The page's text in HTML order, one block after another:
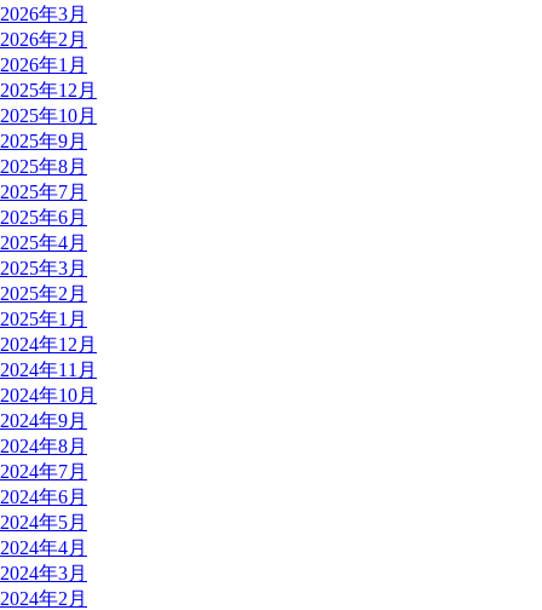
2026年3月
2026年2月
2026年1月
2025年12月
2025年10月
2025年9月
2025年8月
2025年7月
2025年6月
2025年4月
2025年3月
2025年2月
2025年1月
2024年12月
2024年11月
2024年10月
2024年9月
2024年8月
2024年7月
2024年6月
2024年5月
2024年4月
2024年3月
2024年2月